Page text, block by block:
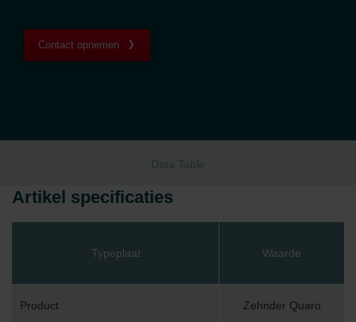
Contact opnemen
Data Table
Artikel specificaties
Typeplaat Waarde
Product Zehnder Quaro